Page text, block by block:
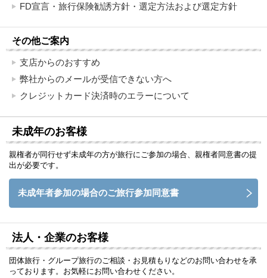
FD宣言・旅行保険勧誘方針・選定方法および選定方針
その他ご案内
支店からのおすすめ
弊社からのメールが受信できない方へ
クレジットカード決済時のエラーについて
未成年のお客様
親権者が同行せず未成年の方が旅行にご参加の場合、親権者同意書の提
出が必要です。
未成年者参加の場合のご旅行参加同意書
法人・企業のお客様
団体旅行・グループ旅行のご相談・お見積もりなどのお問い合わせを承
っております。お気軽にお問い合わせください。